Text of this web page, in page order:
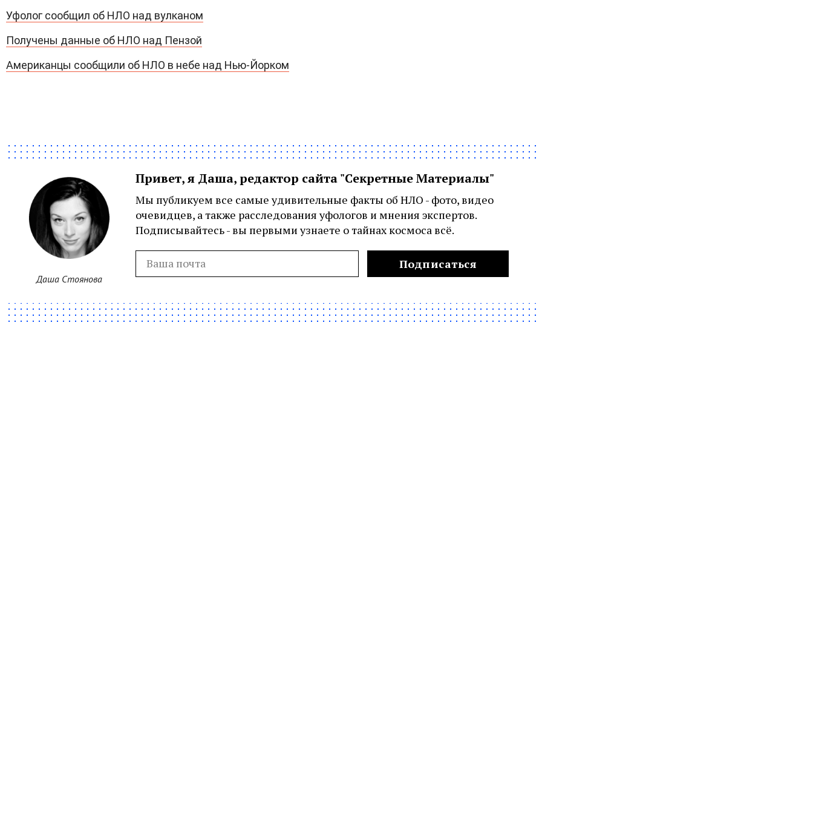
Уфолог сообщил об НЛО над вулканом
Получены данные об НЛО над Пензой
Американцы сообщили об НЛО в небе над Нью-Йорком
Даша Стоянова
Привет, я Даша, редактор сайта "Секретные Материалы"
Мы публикуем все самые удивительные факты об НЛО - фото, видео
очевидцев, а также расследования уфологов и мнения экспертов.
Подписывайтесь - вы первыми узнаете о тайнах космоса всё.
Подписаться